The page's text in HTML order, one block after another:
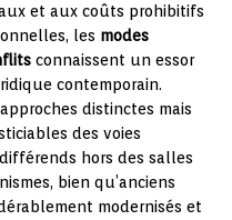
et aux coûts prohibitifs
les modes
connaissent un essor
contemporain.
distinctes mais
des voies
hors des salles
bien qu’anciens
modernisés et